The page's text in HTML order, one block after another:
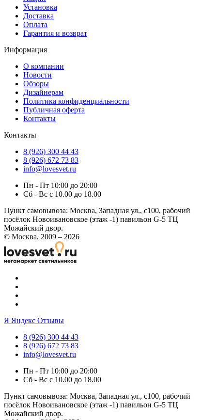
Установка
Доставка
Оплата
Гарантия и возврат
Информация
О компании
Новости
Обзоры
Дизайнерам
Политика конфиденциальности
Публичная оферта
Контакты
Контакты
8 (926) 300 44 43
8 (926) 672 73 83
info@lovesvet.ru
Пн - Пт 10:00 до 20:00
Сб - Вс с 10.00 до 18.00
Пункт самовывоза: Москва, Западная ул., с100, рабочий
посёлок Новоивановское (этаж -1) павильон G-5 ТЦ
Можайский двор.
© Москва, 2009 – 2026
Я Яндекс Отзывы
8 (926) 300 44 43
8 (926) 672 73 83
info@lovesvet.ru
Пн - Пт 10:00 до 20:00
Сб - Вс с 10.00 до 18.00
Пункт самовывоза: Москва, Западная ул., с100, рабочий
посёлок Новоивановское (этаж -1) павильон G-5 ТЦ
Можайский двор.